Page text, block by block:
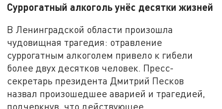
Суррогатный алкоголь унёс десятки жизней
В Ленинградской области произошла
чудовищная трагедия: отравление
суррогатным алкоголем привело к гибели
более двух десятков человек. Пресс-
секретарь президента Дмитрий Песков
назвал произошедшее аварией и трагедией,
подчеркнув, что действующее